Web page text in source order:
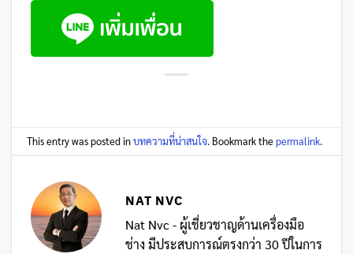
This entry was posted inบทความที่น่าสนใจ. Bookmark thepermalink.
NAT NVC
Nat Nvc - ผู้เชี่ยวชาญด้านเครื่องมือ
ช่าง มีประสบการณ์ตรงกว่า 30 ปีในการ